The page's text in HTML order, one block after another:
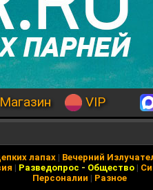
Магазин VIP
лапах | Вечерний
| Разведопрос - Общество |
Персоналии | Разное